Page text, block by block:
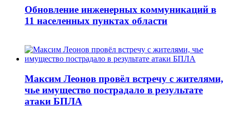
Обновление инженерных коммуникаций в
11 населенных пунктах области
Максим Леонов провёл встречу с жителями,
чье имущество пострадало в результате
атаки БПЛА